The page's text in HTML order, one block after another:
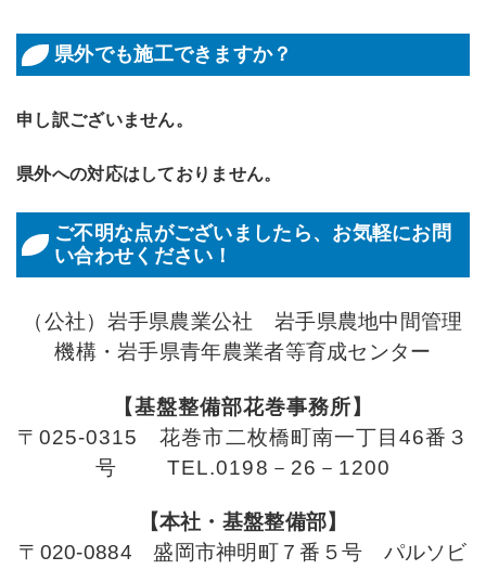
県外でも施工できますか？
申し訳ございません。
県外への対応はしておりません。
ご不明な点がございましたら、お気軽にお問
い合わせください！
（公社）岩手県農業公社 岩手県農地中間管理
機構・岩手県青年農業者等育成センター
【基盤整備部花巻事務所】
〒025-0315 花巻市二枚橋町南一丁目46番３
号 TEL.0198－26－1200
【本社・基盤整備部】
〒020-0884 盛岡市神明町７番５号 パルソビ